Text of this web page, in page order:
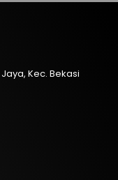
Kec. Bekasi